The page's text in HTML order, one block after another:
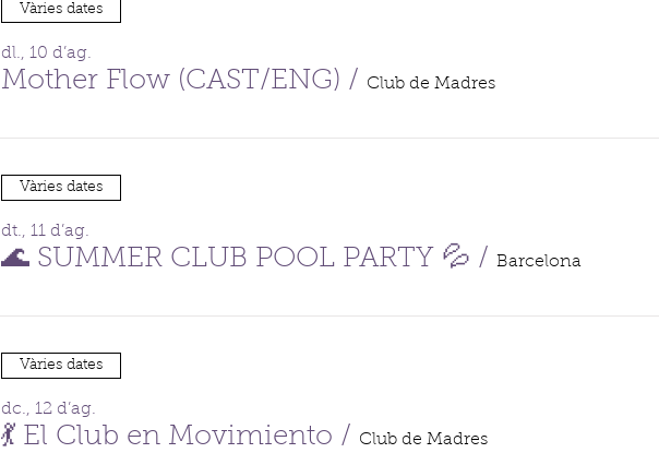
Vàries dates
dl., 10 d’ag.
Mother Flow (CAST/ENG) / Club de Madres
Vàries dates
dt., 11 d’ag.
🌊 SUMMER CLUB POOL PARTY 💦 / Barcelona
Vàries dates
dc., 12 d’ag.
💃 El Club en Movimiento / Club de Madres